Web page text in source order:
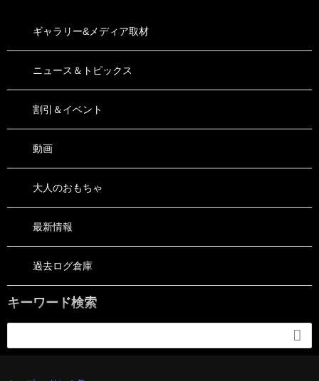
ギャラリー&メディア取材
ニュース＆トピックス
割引＆イベント
動画
大人のおもちゃ
最新情報
過去ログ倉庫
キーワード検索
